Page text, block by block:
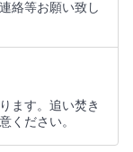
絡等お願い致し
ます。追い焚き
ください。